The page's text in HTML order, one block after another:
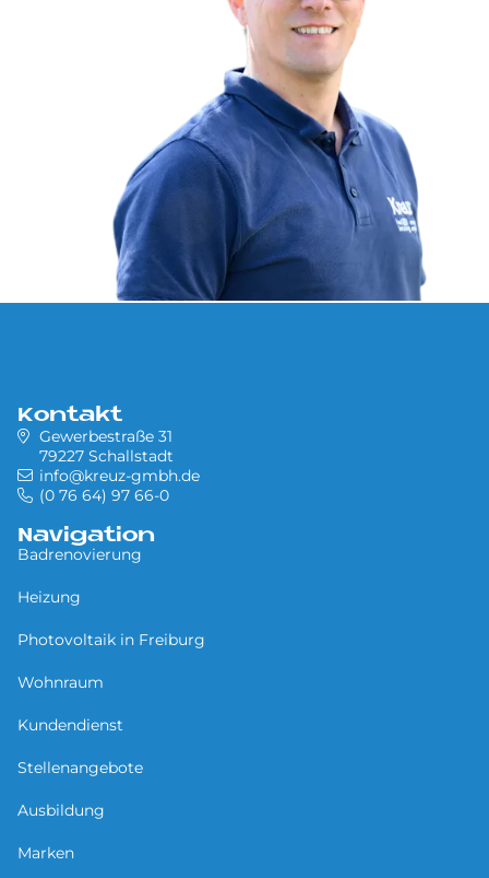
Kontakt
Gewerbestraße 31
79227 Schallstadt
info@kreuz-gmbh.de
(0 76 64) 97 66-0
Navigation
Badrenovierung
Heizung
Photovoltaik in Freiburg
Wohnraum
Kundendienst
Stellenangebote
Ausbildung
Marken